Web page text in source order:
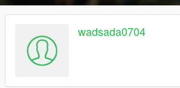
wadsada0704